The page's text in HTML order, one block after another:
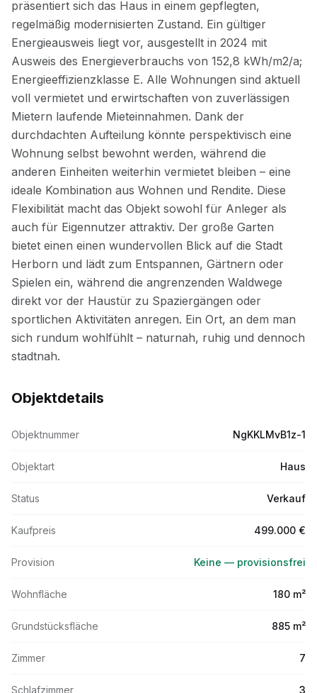
Objektdetails
Objektnummer NgKKLMvB1z-1
Objektart Haus
Status Verkauf
Kaufpreis 499.000 €
Provision Keine — provisionsfrei
Wohnfläche 180 m²
Grundstücksfläche 885 m²
Zimmer 7
Schlafzimmer 3